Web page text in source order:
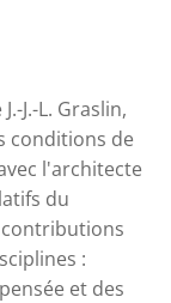
J.-L. Graslin,
conditions de
l'architecte
du
:
et des